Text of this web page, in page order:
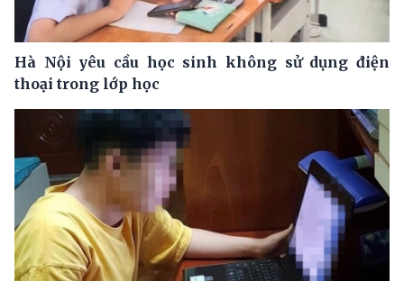
Hà Nội yêu cầu học sinh không sử dụng điện
thoại trong lớp học